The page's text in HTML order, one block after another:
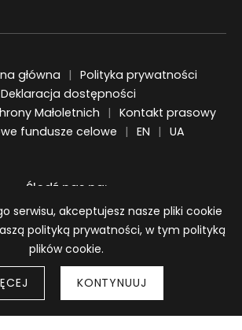
główna
Polityka prywatności
Deklaracja dostępności
Małoletnich
Kontakt prasowy
fundusze celowe
EN
ENGLISH
UA
UKRAIŃSKI
Śledź nas na:
Wrocław Galerie Sztuki Współczesnej
Wróć do góry strony
plikach cookie
serwisu, akceptujesz nasze pliki cookie
polityką prywatności, w tym polityką
plików cookie.
KONTYNUUJ